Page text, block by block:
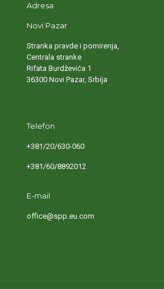
Adresa
Novi Pazar
Stranka pravde i pomirenja,
Centrala stranke
Rifata Burdževića 1
36300 Novi Pazar, Srbija
Telefon
+381/20/630-060
+381/60/8892012
E-mail
office@spp.eu.com